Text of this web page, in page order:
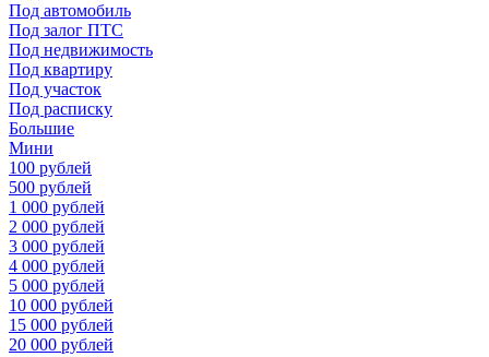
Под автомобиль
Под залог ПТС
Под недвижимость
Под квартиру
Под участок
Под расписку
Большие
Мини
100 рублей
500 рублей
1 000 рублей
2 000 рублей
3 000 рублей
4 000 рублей
5 000 рублей
10 000 рублей
15 000 рублей
20 000 рублей